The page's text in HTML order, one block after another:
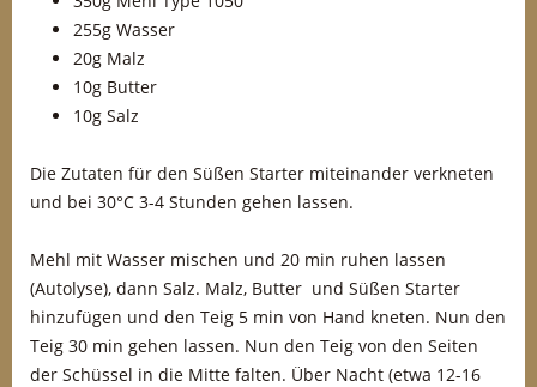
255g Wasser
20g Malz
10g Butter
10g Salz
Die Zutaten für den Süßen Starter miteinander verkneten
und bei 30°C 3-4 Stunden gehen lassen.
Mehl mit Wasser mischen und 20 min ruhen lassen
(Autolyse), dann Salz. Malz, Butter und Süßen Starter
hinzufügen und den Teig 5 min von Hand kneten. Nun den
Teig 30 min gehen lassen. Nun den Teig von den Seiten
der Schüssel in die Mitte falten. Über Nacht (etwa 12-16